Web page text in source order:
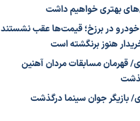
بهتری خواهیم داشت
خودرو در برزخ؛ قیمت‌ها عقب نشستند
هنوز برنگشته است
قهرمان مسابقات مردان آهنین
بازیگر جوان سینما درگذشت